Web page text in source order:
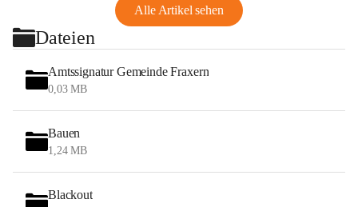
Alle Artikel sehen
Dateien
Amtssignatur Gemeinde Fraxern
0,03 MB
Bauen
1,24 MB
Blackout